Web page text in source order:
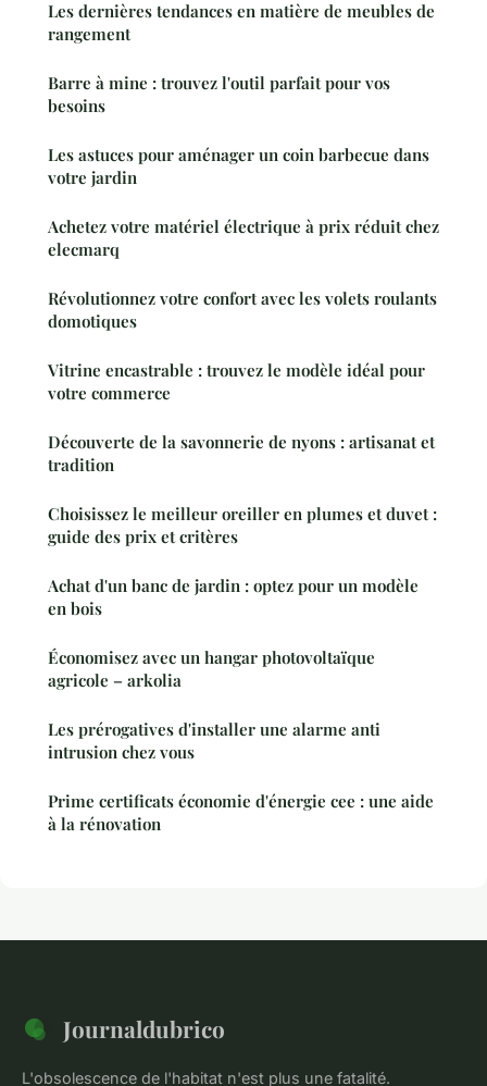
Les dernières tendances en matière de meubles de
rangement
Barre à mine : trouvez l'outil parfait pour vos
besoins
Les astuces pour aménager un coin barbecue dans
votre jardin
Achetez votre matériel électrique à prix réduit chez
elecmarq
Révolutionnez votre confort avec les volets roulants
domotiques
Vitrine encastrable : trouvez le modèle idéal pour
votre commerce
Découverte de la savonnerie de nyons : artisanat et
tradition
Choisissez le meilleur oreiller en plumes et duvet :
guide des prix et critères
Achat d'un banc de jardin : optez pour un modèle
en bois
Économisez avec un hangar photovoltaïque
agricole – arkolia
Les prérogatives d'installer une alarme anti
intrusion chez vous
Prime certificats économie d'énergie cee : une aide
à la rénovation
Journaldubrico
L'obsolescence de l'habitat n'est plus une fatalité.